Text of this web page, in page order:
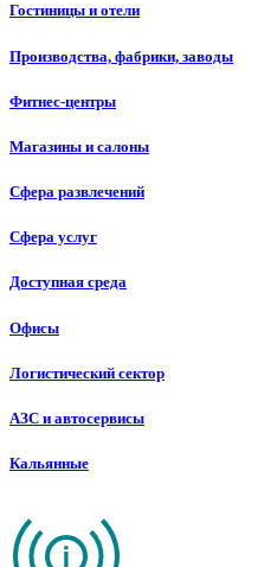
Гостиницы и отели
Производства, фабрики, заводы
Фитнес-центры
Магазины и салоны
Сфера развлечений
Сфера услуг
Доступная среда
Офисы
Логистический сектор
АЗС и автосервисы
Кальянные